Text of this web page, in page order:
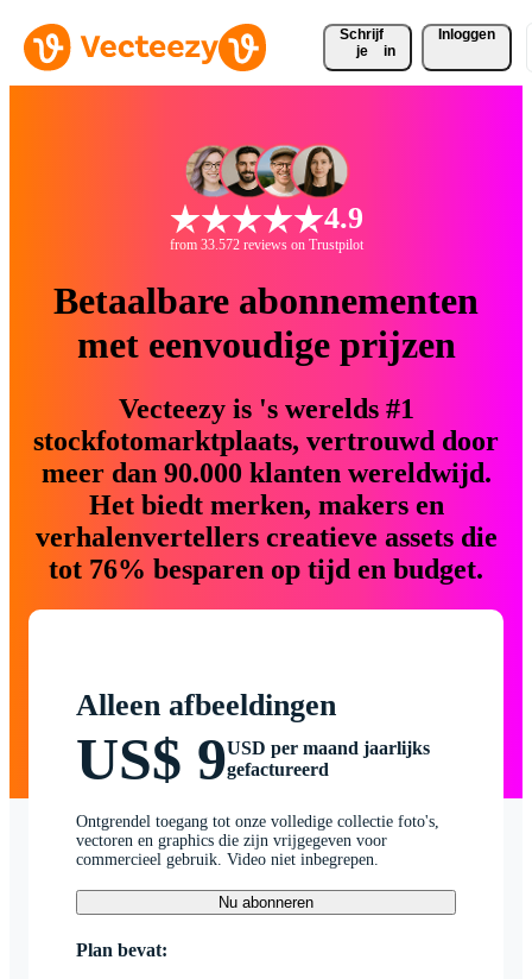
Schrijf
je
in
Inloggen
4.9
from 33.572 reviews on Trustpilot
Betaalbare abonnementen
met eenvoudige prijzen
Vecteezy is 's werelds #1
stockfotomarktplaats, vertrouwd door
meer dan 90.000 klanten wereldwijd.
Het biedt merken, makers en
verhalenvertellers creatieve assets die
tot 76% besparen op tijd en budget.
Alleen afbeeldingen
US$ 9USD per maand jaarlijks
gefactureerd
Ontgrendel toegang tot onze volledige collectie foto's,
vectoren en graphics die zijn vrijgegeven voor
commercieel gebruik. Video niet inbegrepen.
Nu abonneren
Plan bevat: